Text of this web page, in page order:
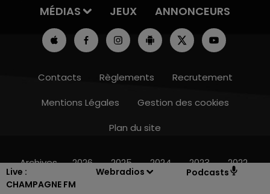
Live :
CHAMPAGNE FM
Webradios Podcasts
10h00 - 14h00
MÉDIAS
JEUX ANNONCEURS
Contacts Règlements
Recrutement
Mentions Légales
Gestion des cookies
Plan du site
Archives 2026 2025 2024 2023 2022